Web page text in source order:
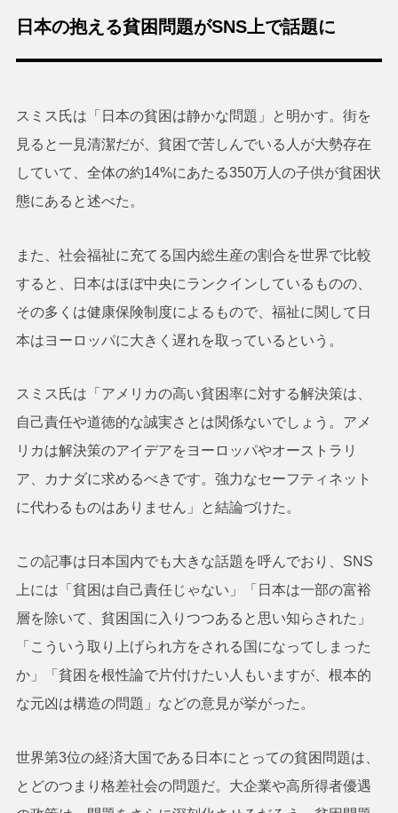
日本の抱える貧困問題がSNS上で話題に
スミス氏は「日本の貧困は静かな問題」と明かす。街を
見ると一見清潔だが、貧困で苦しんでいる人が大勢存在
していて、全体の約14%にあたる350万人の子供が貧困状
態にあると述べた。
また、社会福祉に充てる国内総生産の割合を世界で比較
すると、日本はほぼ中央にランクインしているものの、
その多くは健康保険制度によるもので、福祉に関して日
本はヨーロッパに大きく遅れを取っているという。
スミス氏は「アメリカの高い貧困率に対する解決策は、
自己責任や道徳的な誠実さとは関係ないでしょう。アメ
リカは解決策のアイデアをヨーロッパやオーストラリ
ア、カナダに求めるべきです。強力なセーフティネット
に代わるものはありません」と結論づけた。
この記事は日本国内でも大きな話題を呼んでおり、SNS
上には「貧困は自己責任じゃない」「日本は一部の富裕
層を除いて、貧困国に入りつつあると思い知らされた」
「こういう取り上げられ方をされる国になってしまった
か」「貧困を根性論で片付けたい人もいますが、根本的
な元凶は構造の問題」などの意見が挙がった。
世界第3位の経済大国である日本にとっての貧困問題は、
とどのつまり格差社会の問題だ。大企業や高所得者優遇